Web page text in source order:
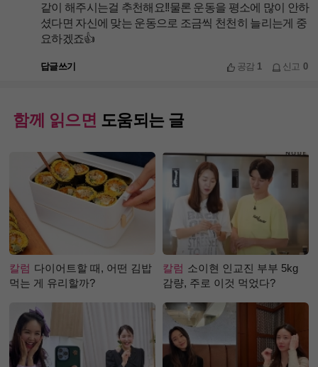
같이 해주시는걸 추천해요!!물론 운동을 평소에 많이 안하
셨다면 자신에 맞는 운동으로 조금씩 천천히 늘리는게 중
요하겠죠👍
답글쓰기 공감 1 신고 0
함께 읽으면 도움되는 글
칼럼 다이어트할 때, 어떤 김밥
먹는 게 유리할까?
칼럼 소이현 인교진 부부 5kg
감량, 주로 이것 먹었다?